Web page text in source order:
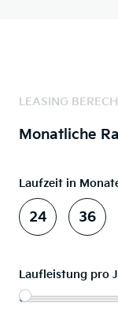
LEASING
Monatliche
Laufzeit in
24 36
Laufleistung pro